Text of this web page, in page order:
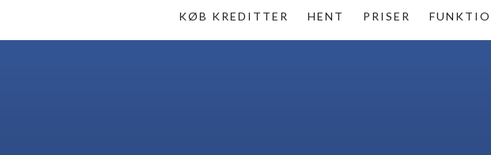
KØB KREDITTER HENT PRISER